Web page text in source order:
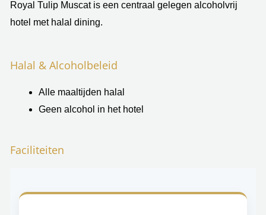
Royal Tulip Muscat is een centraal gelegen alcoholvrij
hotel met halal dining.
Halal & Alcoholbeleid
Alle maaltijden halal
Geen alcohol in het hotel
Faciliteiten